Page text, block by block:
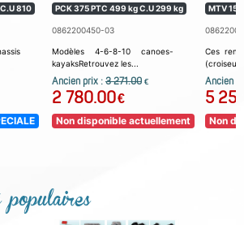
810 PCK 375 PTC 499 kg C.U 299 kg
0862200450-03
Modèles 4-6-8-10 canoes-
kayaksRetrouvez les...
Ancien prix : 3 271.00 €
2 780.00€
Non disponible actuellement
MTV
Ces
(croiseur
Ancien
5
Non